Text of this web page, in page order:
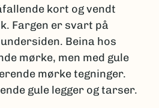
kort og vendt
Fargen er svart på
Beina hos
mørke, men med gule
mørke tegninger.
gule legger og tarser.